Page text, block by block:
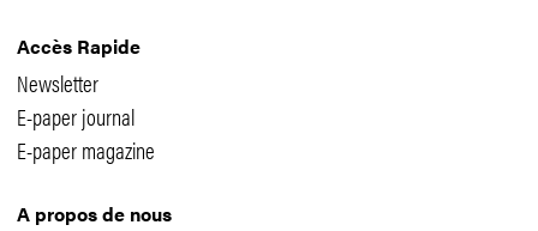
Accès Rapide
Newsletter
E-paper journal
E-paper magazine
A propos de nous